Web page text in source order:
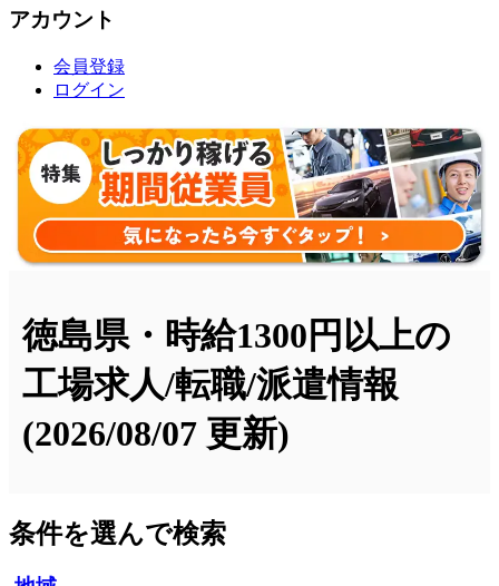
アカウント
会員登録
ログイン
徳島県・時給1300円以上の
工場求人/転職/派遣情報
(2026/08/07 更新)
条件を選んで検索